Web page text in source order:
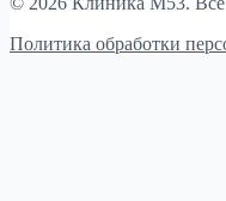
Политика обработки